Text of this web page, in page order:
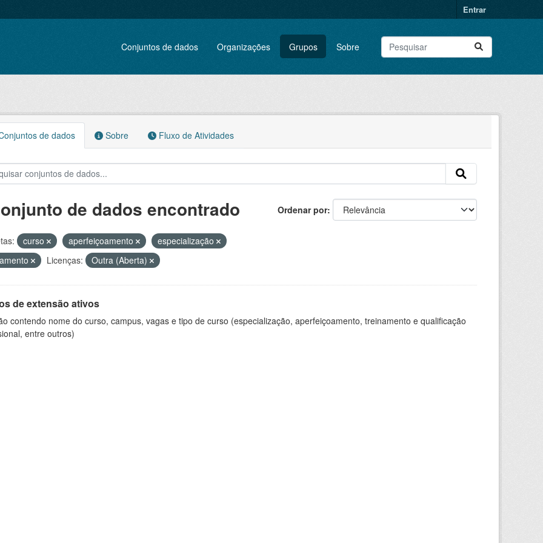
Entrar
Conjuntos de dados Organizações Grupos Sobre
de dados Sobre Fluxo de Atividades
Ordenar por
de dados encontrado
curso aperfeiçoamento
especialização
Licenças: Outra (Aberta)
de extensão ativos
contendo nome do curso, campus, vagas e tipo de curso (especialização, aperfeiçoamento, treinamento e qualificação
entre outros)